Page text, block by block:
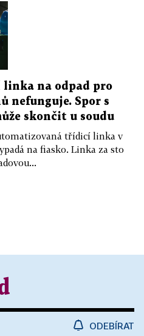
na odpad pro
nefunguje. Spor s
skončit u soudu
třídicí linka v
na fiasko. Linka za sto
ODEBÍRAT